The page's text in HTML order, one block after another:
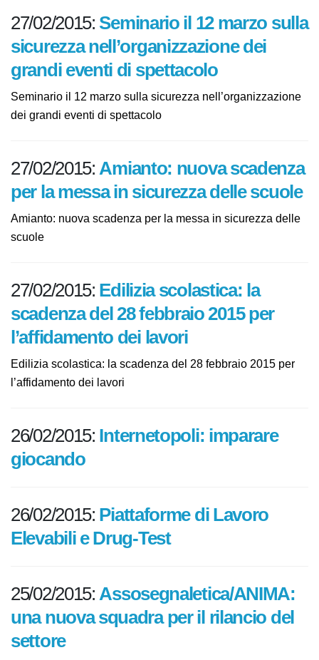
27/02/2015:Seminario il 12 marzo
sulla sicurezza nell’organizzazione
dei grandi eventi di spettacolo
Seminario il 12 marzo sulla sicurezza
27/02/2015:Amianto: nuova
scadenza per la messa in sicurezza
delle scuole
delle scuole
27/02/2015:Edilizia scolastica: la
scadenza del 28 febbraio 2015 per
l’affidamento dei lavori
l’affidamento dei lavori
26/02/2015:
giocando
Piattaforme di Lavoro
Elevabili e Drug-Test
25/02/2015: